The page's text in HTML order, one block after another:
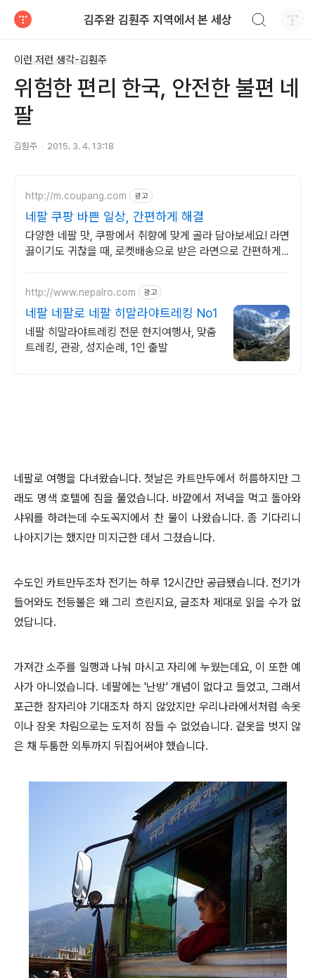
김주완 김훤주 지역에서 본 세상
이런 저런 생각-김훤주
위험한 편리 한국, 안전한 불편 네
팔
김훤주 2015. 3. 4. 13:18
http://m.coupang.com 광고
네팔 쿠팡 바쁜 일상, 간편하게 해결
다양한 네팔 맛, 쿠팡에서 취향에 맞게 골라 담아보세요! 라면
끓이기도 귀찮을 때, 로켓배송으로 받은 라면으로 간편하게
http://www.nepalro.com 광고
네팔 네팔로 네팔 히말라야트레킹 No1
네팔 히말라야트레킹 전문 현지여행사, 맞춤
트레킹, 관광, 성지순례, 1인 출발
네팔로 여행을 다녀왔습니다. 첫날은 카트만두에서 허름하지만 그
래도 명색 호텔에 짐을 풀었습니다. 바깥에서 저녁을 먹고 돌아와
샤워를 하려는데 수도꼭지에서 찬 물이 나왔습니다. 좀 기다리니
나아지기는 했지만 미지근한 데서 그쳤습니다.
수도인 카트만두조차 전기는 하루 12시간만 공급됐습니다. 전기가
들어와도 전등불은 왜 그리 흐린지요, 글조차 제대로 읽을 수가 없
었답니다.
가져간 소주를 일행과 나눠 마시고 자리에 누웠는데요, 이 또한 예
사가 아니었습니다. 네팔에는 '난방' 개념이 없다고 들었고, 그래서
포근한 잠자리야 기대조차 하지 않았지만 우리나라에서처럼 속옷
이나 잠옷 차림으로는 도저히 잠들 수 없었습니다. 겉옷을 벗지 않
은 채 두툼한 외투까지 뒤집어써야 했습니다.